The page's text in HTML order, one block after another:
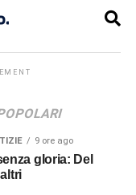
9 ore ago
gloria: Del